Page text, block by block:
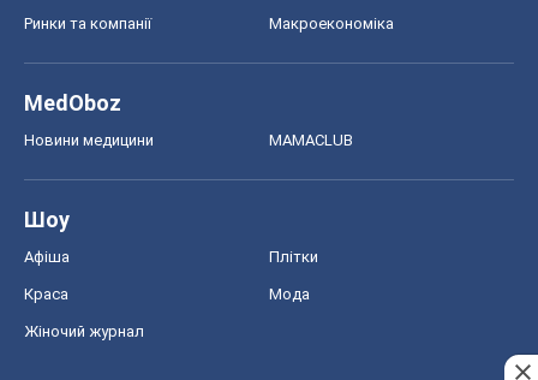
Ринки та компанії Макроекономіка
MedOboz
Новини медицини MAMACLUB
Шоу
Афіша Плітки
Краса Мода
Жіночий журнал